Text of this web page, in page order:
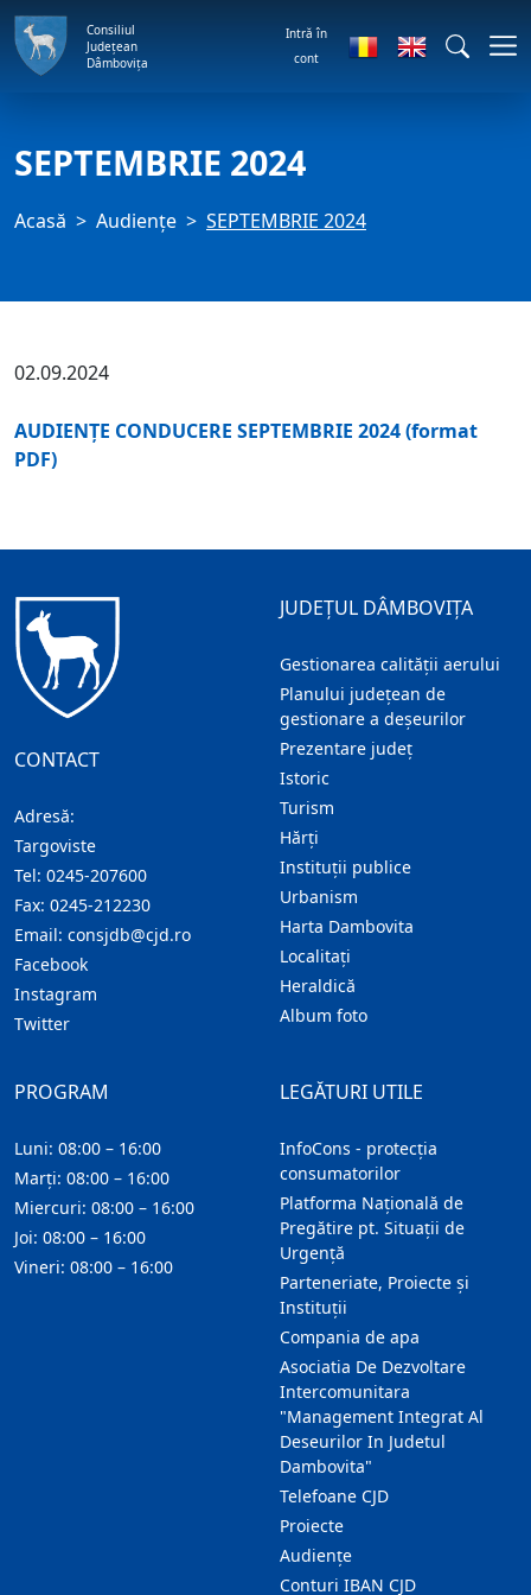
Consiliul
Județean
Dâmbovița
Intră în
cont
SEPTEMBRIE 2024
Acasă Audienţe SEPTEMBRIE 2024
02.09.2024
AUDIENȚE CONDUCERE SEPTEMBRIE 2024 (format
PDF)
CONTACT
Adresă:
Targoviste
Tel: 0245-207600
Fax: 0245-212230
Email: consjdb@cjd.ro
Facebook
Instagram
Twitter
JUDEȚUL DÂMBOVIȚA
Gestionarea calității aerului
Planului județean de
gestionare a deșeurilor
Prezentare judeţ
Istoric
Turism
Hărţi
Instituţii publice
Urbanism
Harta Dambovita
Localitaţi
Heraldică
Album foto
LEGĂTURI UTILE
InfoCons - protecția
consumatorilor
Platforma Națională de
Pregătire pt. Situații de
Urgență
Parteneriate, Proiecte și
Instituții
Compania de apa
Asociatia De Dezvoltare
Intercomunitara
"Management Integrat Al
Deseurilor In Judetul
Dambovita"
Telefoane CJD
Proiecte
Audienţe
Conturi IBAN CJD
PROGRAM
Luni: 08:00 – 16:00
Marți: 08:00 – 16:00
Miercuri: 08:00 – 16:00
Joi: 08:00 – 16:00
Vineri: 08:00 – 16:00